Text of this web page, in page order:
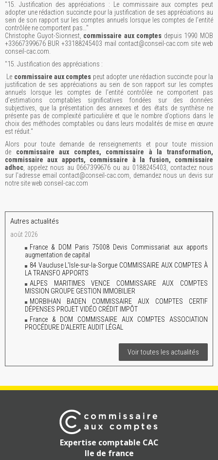
"15. Justification des appréciations : Le commissaire aux comptes peut
adopter une rédaction succincte pour la justification de ses appréciations au
sein de son rapport sur les comptes annuels lorsque les comptes de l’entité
contrôlée ne comportent pas…"
Christophe Guyot-Sionnest, commissaire aux comptes depuis 1990 MOB
+33667399676 BUR +33188245403 mail contact@conseil-cac.com site web
conseil-cac.com.
"15. Justification des appréciations :
Le commissaire aux comptes peut adopter une rédaction succincte pour la
justification de ses appréciations au sein de son rapport sur les comptes
annuels lorsque les comptes de l’entité contrôlée ne comportent pas
d’estimations comptables significatives fondées sur des données
subjectives, que la présentation des annexes et des états de synthèse ne
présente pas de complexité particulière et que le nombre d’options dans le
choix des méthodes comptables ou dans leurs modalités de mise en œuvre
est réduit."
Alors pour toute demande de renseignements et pour toute mission
de commissaire aux comptes, commissaire à la transformation,
commissaire aux apports, commissaire à la fusion, commissaire
adhoc , appelez nous au 0667399676 ou au 0188245403, contactez nous
sur l'adresse email contact@conseil-cac.com, demandez nous un devis sur
notre site web conseil-cac.com
Autres actualités
août 2026
France & DOM Paris 75008 Devis Commissariat aux apports
augmentation de capital
84 Vaucluse L'Isle-sur-la-Sorgue COMMISSAIRE AUX COMPTES À
LA TRANSFO APPORTS
ALPES MARITIMES VENCE COMMISSAIRE AUX COMPTES
MISSION GROUPE GESTION IMMOBILIER
MORBIHAN BADEN COMMISSAIRE AUX COMPTES CERTIF
DÉPENSES PROJET VIDÉO CRÉDIT IMPÔT
France & DOM COMMISSAIRE AUX COMPTES ASSOCIATION
PROCÉDURE D'ALERTE AUDIT LÉGAL
Voir toutes les actualités
Expertise comptable CAC
Ile de france